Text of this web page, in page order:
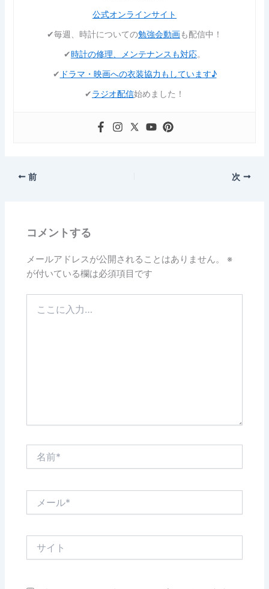
公式オンラインサイト
✔︎毎週、時計についての勉強会動画も配信中！
✔︎時計の修理、メンテナンスも対応。
✔︎ ドラマ・映画への衣装協力もしています♪
✔︎ラジオ配信始めました！
前 次
コメントする
メールアドレスが公開されることはありません。
※
が付いている欄は必須項目です